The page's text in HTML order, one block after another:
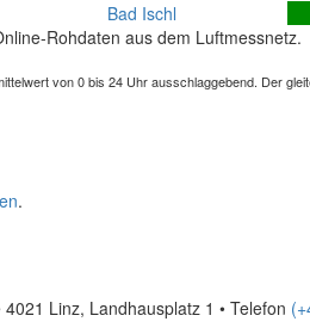
Bad Ischl
Rohdaten aus dem Luftmessnetz.
von 0 bis 24 Uhr ausschlaggebend. Der
.
Linz, Landhausplatz 1 • Telefon